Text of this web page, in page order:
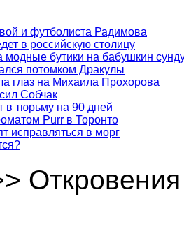
и футболиста Радимова
в российскую столицу
модные бутики на бабушкин
потомком Дракулы
глаз на Михаила Прохорова
Собчак
в тюрьму на 90 дней
Purr в Торонто
исправляться в морг
Откровения